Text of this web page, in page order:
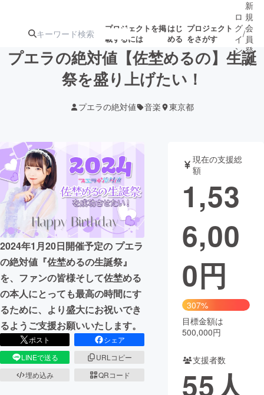
プロジェクトを掲
載するには
はじ
める
プロジェクト
をさがす
ターン
注目の新着プロ
ジェクト
募集終了が近いプ
ロジェクト
アート・写真 音楽
テクノロジー・ガジェット ゲーム・サ
映像・映画
ビジネス・起業
まちづくり・地域活性化
CAMPFIRE for Social Good
CAMPFIRE Creation
CAMPFIREふるさと納税
コミュニティ
ロ
グ
イ
ン
/
新
規
会
員
登
録
プエラの絶対値【佐埜めるの】生誕
祭を盛り上げたい！
プエラの絶対値 音楽 東京都
2024年1月20日開催予定の プエラ
の絶対値『佐埜めるの生誕祭』
を、ファンの皆様そして佐埜める
の本人にとっても最高の時間にす
るために、より盛大にお祝いでき
るようご支援お願いいたします。
ポスト
シェア
LINEで送る
URLコピー
埋め込み
QRコード
現在の支援総
額
1,53
6,00
0円
307%
目標金額は
500,000円
支援者数
55人